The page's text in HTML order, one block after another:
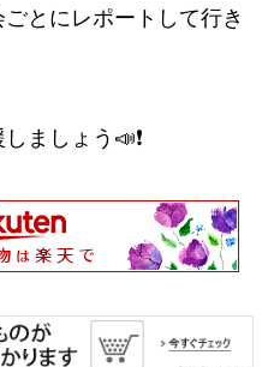
とにレポートして行き
ましょう📣❗️